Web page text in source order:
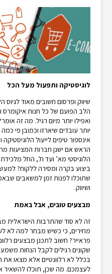
לוגיסטיקה ותפעול מעל הכל
שיווק ופרסום חשובים מאוד
הלב הפועם של כל חנות איקומרס
ואפילו יותר מיום רגיל. מה זה
יותר עובדים שיארזו וכמובן פי
אינספור טיפים לייעול
הראש אם ישנן חברות המציעות
הלוגיסטי מא’ ועד ת’, החל
ביצוע בקרה ומסירה ללקוח?
שתוכלו לפנות זמן למשאבים
ושיווק.
מבצעים טובים, אבל באמת
זה לא סוד שהתרבות הישראלית
מחירים, כי כשיש מבחר למה לא
פראייר? חשוב לתכנן מבצעים
בכלל לא רלוונטיים אלא מצאו את
לעצמכם. מה שכן, תוכלו